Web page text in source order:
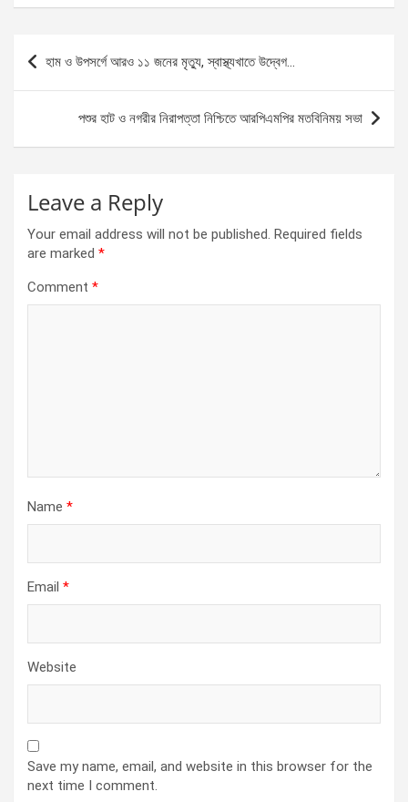
ce
o
se
n
g
er
at
A
p
p
ar
Post
navigation
হাম ও উপসর্গে আরও ১১ জনের মৃত্যু, স্বাস্থ্যখাতে উদ্বেগ…
পশুর হাট ও নগরীর নিরাপত্তা নিশ্চিতে আরপিএমপির মতবিনিময় সভা
Leave a Reply
Your email address will not be published. Required fields
are marked *
Comment *
Name *
Email *
Website
Save my name, email, and website in this browser for the
next time I comment.